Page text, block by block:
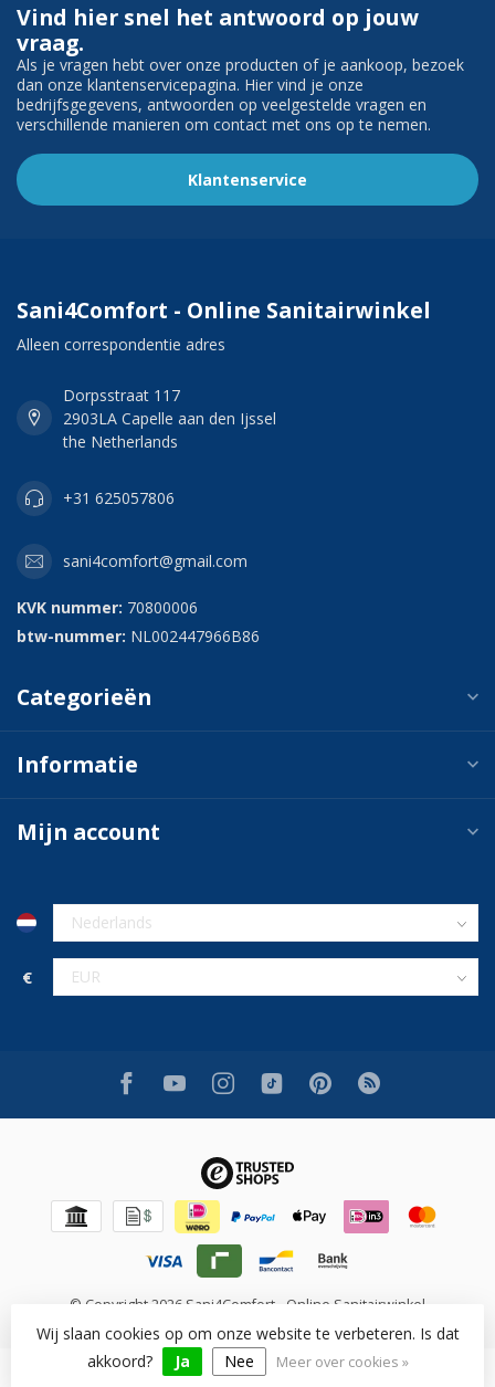
Vind hier snel het antwoord op jouw
vraag.
Als je vragen hebt over onze producten of je aankoop, bezoek
dan onze klantenservicepagina. Hier vind je onze
bedrijfsgegevens, antwoorden op veelgestelde vragen en
verschillende manieren om contact met ons op te nemen.
Klantenservice
Sani4Comfort - Online Sanitairwinkel
Alleen correspondentie adres
Dorpsstraat 117
2903LA Capelle aan den Ijssel
the Netherlands
+31 625057806
sani4comfort@gmail.com
KVK nummer: 70800006
btw-nummer: NL002447966B86
Categorieën
Informatie
Mijn account
€
© Copyright 2026 Sani4Comfort - Online Sanitairwinkel
Beoordeling op [review_system] voor [shop_name]: [rating]/10
Wij slaan cookies op om onze website te verbeteren. Is dat
akkoord?
Ja Nee Meer over cookies »